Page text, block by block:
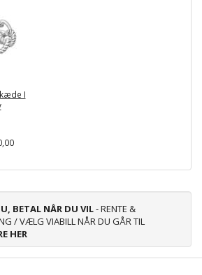
I
BETAL NÅR DU VIL- RENTE &
/ VÆLG VIABILL NÅR DU GÅR TIL
HER